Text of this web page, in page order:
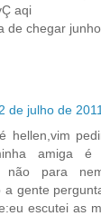
aqi
de chegar junho
de julho de
hellen,vim
amiga
não para
a gente
escutei as